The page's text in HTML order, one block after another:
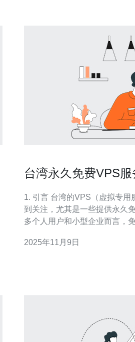
台湾永久免费VPS
1. 引言 台湾的VPS（虚拟专用服务器）服务近年来逐渐受
到关注，尤其是一些提供永久
多个人用户和小型企业而言，
将从多个角度分析台湾的永久
2025年11月9日